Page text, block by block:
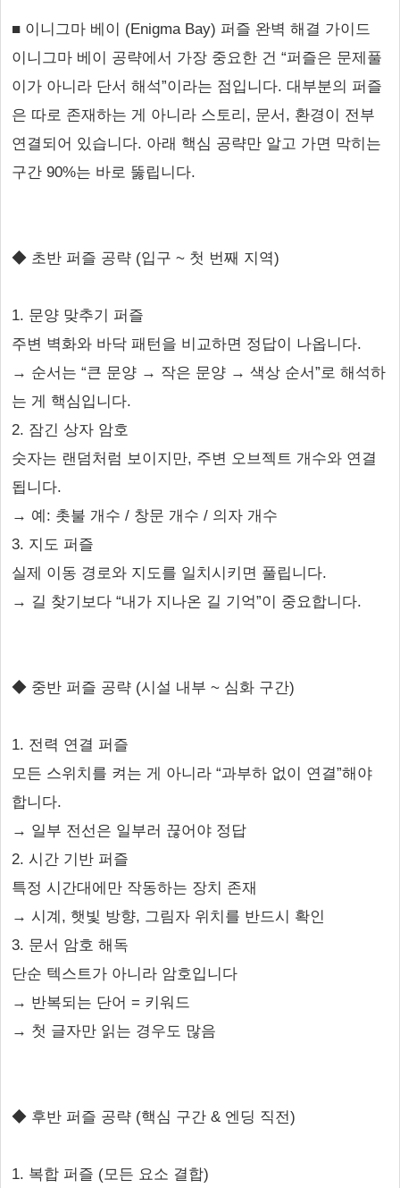
■ 이니그마 베이 (Enigma Bay) 퍼즐 완벽 해결 가이드
이니그마 베이 공략에서 가장 중요한 건 “퍼즐은 문제풀
이가 아니라 단서 해석”이라는 점입니다. 대부분의 퍼즐
은 따로 존재하는 게 아니라 스토리, 문서, 환경이 전부
연결되어 있습니다. 아래 핵심 공략만 알고 가면 막히는
구간 90%는 바로 뚫립니다.
◆ 초반 퍼즐 공략 (입구 ~ 첫 번째 지역)
1. 문양 맞추기 퍼즐
주변 벽화와 바닥 패턴을 비교하면 정답이 나옵니다.
→ 순서는 “큰 문양 → 작은 문양 → 색상 순서”로 해석하
는 게 핵심입니다.
2. 잠긴 상자 암호
숫자는 랜덤처럼 보이지만, 주변 오브젝트 개수와 연결
됩니다.
→ 예: 촛불 개수 / 창문 개수 / 의자 개수
3. 지도 퍼즐
실제 이동 경로와 지도를 일치시키면 풀립니다.
→ 길 찾기보다 “내가 지나온 길 기억”이 중요합니다.
◆ 중반 퍼즐 공략 (시설 내부 ~ 심화 구간)
1. 전력 연결 퍼즐
모든 스위치를 켜는 게 아니라 “과부하 없이 연결”해야
합니다.
→ 일부 전선은 일부러 끊어야 정답
2. 시간 기반 퍼즐
특정 시간대에만 작동하는 장치 존재
→ 시계, 햇빛 방향, 그림자 위치를 반드시 확인
3. 문서 암호 해독
단순 텍스트가 아니라 암호입니다
→ 반복되는 단어 = 키워드
→ 첫 글자만 읽는 경우도 많음
◆ 후반 퍼즐 공략 (핵심 구간 & 엔딩 직전)
1. 복합 퍼즐 (모든 요소 결합)